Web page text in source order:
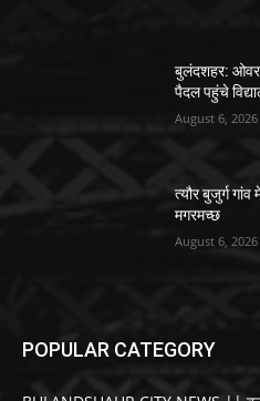
बुलंदशहर:
पैदल पहुंचे
August 6, 2026
त्यौर बुजुर्ग
मगरमच्छ
August 6, 2026
POPULAR CATEGORY